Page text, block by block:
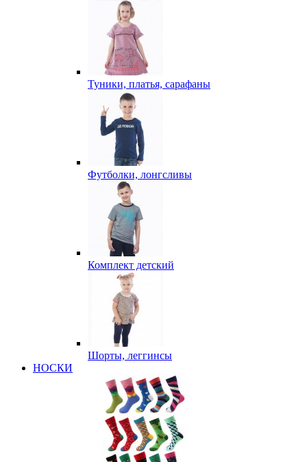
Туники, платья, сарафаны
Футболки, лонгсливы
Комплект детский
Шорты, леггинсы
НОСКИ